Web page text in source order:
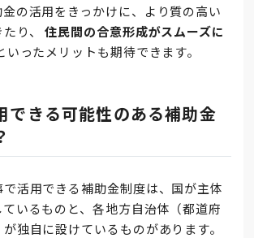
の活用をきっかけに、より質の高い
たり、住民間の合意形成がスムーズに
いったメリットも期待できます。
できる可能性のある補助金
活用できる補助金制度は、国が主体
いるものと、各地方自治体（都道府
独自に設けているものがあります。